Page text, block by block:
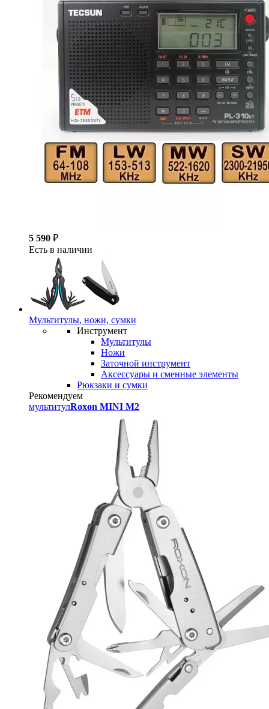
5 590 ₽
Есть в наличии
Мультитулы, ножи, сумки
Инструмент
Мультитулы
Ножи
Заточной инструмент
Аксессуары и сменные элементы
Рюкзаки и сумки
Рекомендуем
мультитулRoxon MINI M2